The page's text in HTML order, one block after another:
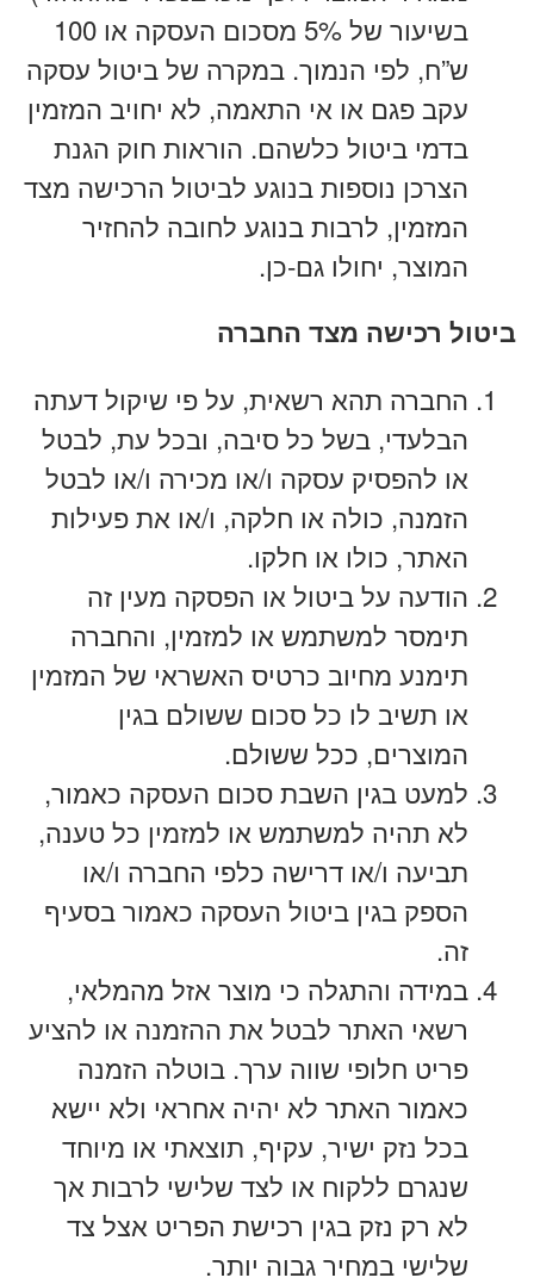
בשיעור של 5% מסכום העסקה או 100
ש”ח, לפי הנמוך. במקרה של ביטול עסקה
עקב פגם או אי התאמה, לא יחויב המזמין
בדמי ביטול כלשהם. הוראות חוק הגנת
הצרכן נוספות בנוגע לביטול הרכישה מצד
המזמין, לרבות בנוגע לחובה להחזיר
המוצר, יחולו גם-כן.
ביטול רכישה מצד החברה
החברה תהא רשאית, על פי שיקול דעתה
הבלעדי, בשל כל סיבה, ובכל עת, לבטל
או להפסיק עסקה ו/או מכירה ו/או לבטל
הזמנה, כולה או חלקה, ו/או את פעילות
האתר, כולו או חלקו.
הודעה על ביטול או הפסקה מעין זה
תימסר למשתמש או למזמין, והחברה
תימנע מחיוב כרטיס האשראי של המזמין
או תשיב לו כל סכום ששולם בגין
המוצרים, ככל ששולם.
למעט בגין השבת סכום העסקה כאמור,
לא תהיה למשתמש או למזמין כל טענה,
תביעה ו/או דרישה כלפי החברה ו/או
הספק בגין ביטול העסקה כאמור בסעיף
זה.
במידה והתגלה כי מוצר אזל מהמלאי,
רשאי האתר לבטל את ההזמנה או להציע
פריט חלופי שווה ערך. בוטלה הזמנה
כאמור האתר לא יהיה אחראי ולא יישא
בכל נזק ישיר, עקיף, תוצאתי או מיוחד
שנגרם ללקוח או לצד שלישי לרבות אך
לא רק נזק בגין רכישת הפריט אצל צד
שלישי במחיר גבוה יותר.